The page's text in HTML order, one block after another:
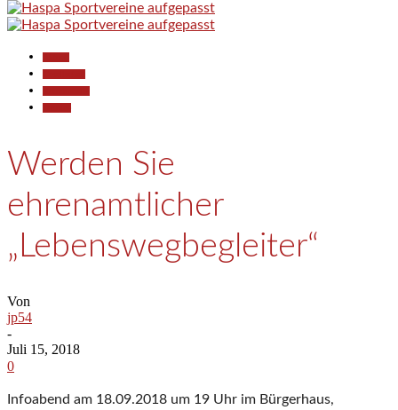
Werden Sie
ehrenamtlicher
„Lebenswegbegleiter“
Von
jp54
-
Juli 15, 2018
0
Infoabend am 18.09.2018 um 19 Uhr im Bürgerhaus,